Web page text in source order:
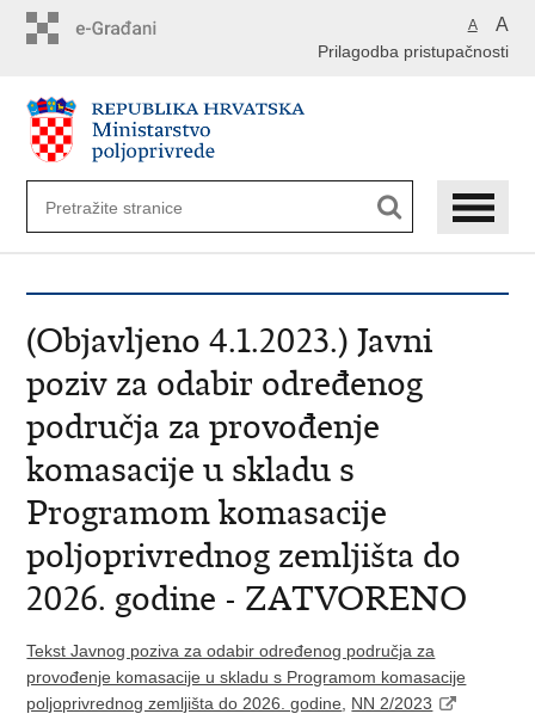
A A
Prilagodba pristupačnosti
(Objavljeno 4.1.2023.) Javni
poziv za odabir određenog
područja za provođenje
komasacije u skladu s
Programom komasacije
poljoprivrednog zemljišta do
2026. godine - ZATVORENO
Tekst Javnog poziva za odabir određenog područja za
provođenje komasacije u skladu s Programom komasacije
poljoprivrednog zemljišta do 2026. godine
NN 2/2023